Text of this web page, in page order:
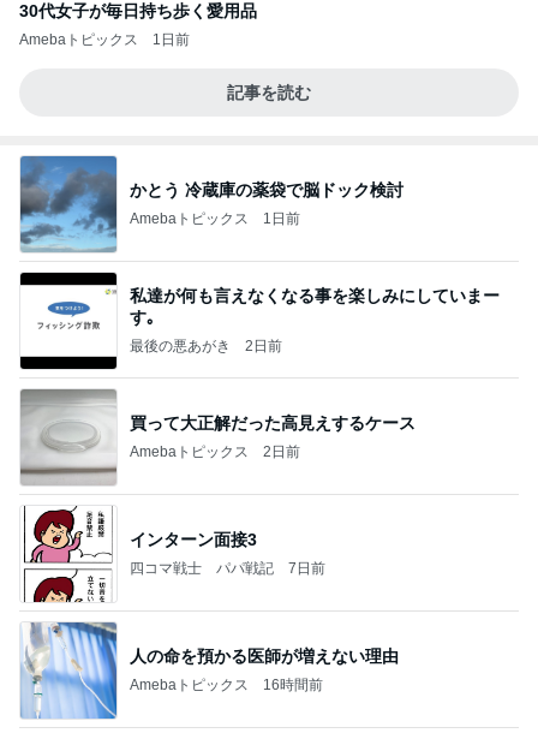
30代女子が毎日持ち歩く愛用品
Amebaトピックス 1日前
記事を読む
かとう 冷蔵庫の薬袋で脳ドック検討
Amebaトピックス 1日前
私達が何も言えなくなる事を楽しみにしていまー
す｡
最後の悪あがき 2日前
買って大正解だった高見えするケース
Amebaトピックス 2日前
インターン面接3
四コマ戦士 パパ戦記 7日前
人の命を預かる医師が増えない理由
Amebaトピックス 16時間前